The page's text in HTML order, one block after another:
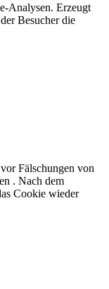
Analysen. Erzeugt
Besucher die
Fälschungen von
. Nach dem
Cookie wieder